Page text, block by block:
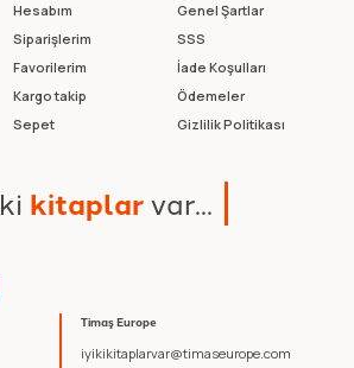
Timaş Europe
iyikikitaplarvar@timaseurope.com
Hesabım
Siparişlerim
Favorilerim
Kargo takip
Sepet
Genel Şartlar
SSS
İade Koşulları
Ödemeler
Gizlilik Politikası
ki kitaplarvar...